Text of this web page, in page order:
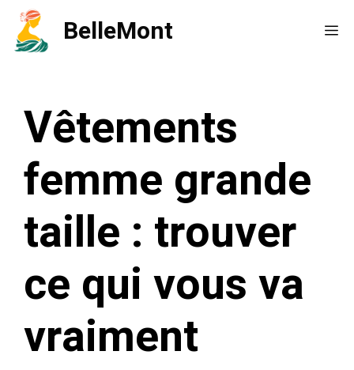
Aller
BelleMont
Vêtements
femme grande
taille : trouver
ce qui vous va
vraiment